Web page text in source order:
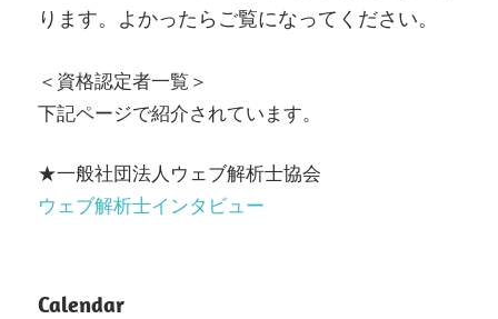
ります。よかったらご覧になってください。
＜資格認定者一覧＞
下記ページで紹介されています。
★一般社団法人ウェブ解析士協会
ウェブ解析士インタビュー
Calendar